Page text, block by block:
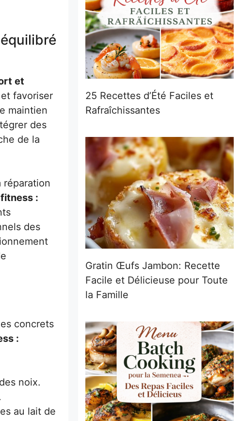
et
favoriser
maintien
des
de la
réparation
:
des
concrets
:
noix.
au lait de
25 Recettes d’Été Faciles et
Rafraîchissantes
Gratin Œufs Jambon: Recette
Facile et Délicieuse pour Toute
la Famille